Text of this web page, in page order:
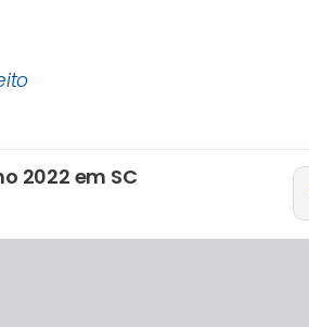
2022 em SC